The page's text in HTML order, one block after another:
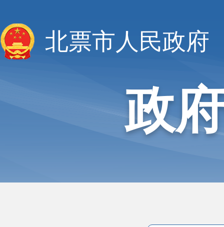
北票市人民政府
政